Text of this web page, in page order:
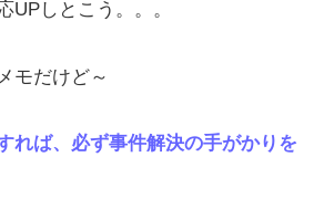
UPしとこう。。。
モだけど～
れば、必ず事件解決の手がかりを